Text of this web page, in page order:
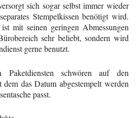
sich sogar selbst immer wieder
Stempelkissen benötigt wird.
mit seinen geringen Abmessungen
sehr beliebt, sondern wird
gerne benutzt.
schwören auf den
das Datum abgestempelt werden
passt.